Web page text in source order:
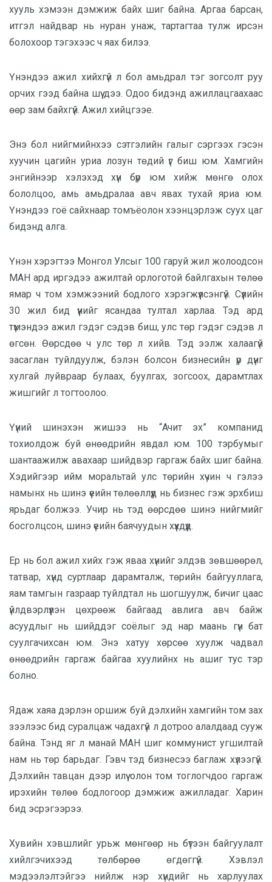
хууль хэмээн дэмжиж байх шиг байна. Аргаа барсан,
итгэл найдвар нь нуран унаж, тартагтаа тулж ирсэн
болохоор тэгэхээс ч яах билээ.
Үнэндээ ажил хийхгүй л бол амьдрал тэг зогсолт руу
орчих гээд байна шүү дээ. Одоо бидэнд ажиллацгаахаас
өөр зам байхгүй. Ажил хийцгээе.
Энэ бол нийгмийнхээ сэтгэлийн галыг сэргээх гэсэн
хуучин цагийн уриа лозун төдий үг биш юм. Хамгийн
энгийнээр хэлэхэд хүн бүр юм хийж мөнгө олох
бололцоо, амь амьдралаа авч явах тухай яриа юм.
Үнэндээ гоё сайхнаар томъёолон хээнцэрлэж суух цаг
бидэнд алга.
Үнэн хэрэгтээ Монгол Улсыг 100 гаруй жил жолоодсон
МАН ард иргэдээ ажилтай орлоготой байлгахын төлөө
ямар ч том хэмжээний бодлого хэрэгжүүлсэнгүй. Сүүлийн
30 жил бид үүнийг ясандаа тултал харлаа. Тэд ард
түмэндээ ажил гэдэг сэдэв биш, улс төр гэдэг сэдэв л
өгсөн. Өөрсдөө ч улс төр л хийв. Тэд ээлж халаагүй
засаглан туйлдуулж, бэлэн болсон бизнесийн үр дүнг
хулгай луйвраар булаах, буулгах, зогсоох, дарамтлах
жишгийг л тогтоолоо.
Үүний шинэхэн жишээ нь “Ачит эх” компанид
тохиолдож буй өнөөдрийн явдал юм. 100 тэрбумыг
шантаажилж авахаар шийдвэр гаргаж байх шиг байна.
Хэдийгээр ийм моральтай улс төрийн хүчин ч гэлээ
намынх нь шинэ үеийн төлөөллүүд нь бизнес гэж эрхбиш
ярьдаг болжээ. Учир нь тэд өөрсдөө шинэ нийгмийг
босголцсон, шинэ үеийн баячуудын хүүхдүүд.
Ер нь бол ажил хийх гэж яваа хүнийг элдэв зөвшөөрөл,
татвар, хүнд суртлаар дарамталж, төрийн байгууллага,
яам тамгын газраар туйлдтал нь шогшуулж, бичиг цаас
үйлдвэрлүүлэн цөхрөөж байгаад авлига авч байж
асуудлыг нь шийддэг соёлыг эд нар маань гүн бат
суулгачихсан юм. Энэ хатуу хөрсөө хуулж чадвал
өнөөдрийн гаргаж байгаа хуулийнх нь ашиг тус тэр
болно.
Ядаж хаяа дэрлэн оршиж буй дэлхийн хамгийн том зах
зээлээс бид суралцаж чадахгүй л дотроо алалдаад сууж
байна. Тэнд яг л манай МАН шиг коммунист угшилтай
нам нь төр барьдаг. Гэвч тэд бизнесээ баглаж хүлээгүй.
Дэлхийн тавцан дээр илүү олон том тоглогчдоо гаргаж
ирэхийн төлөө бодлогоор дэмжиж ажилладаг. Харин
бид эсрэгээрээ.
Хувийн хэвшлийг урьж мөнгөөр нь бүтээн байгуулалт
хийлгэчихээд төлбөрөө өгдөггүй. Хэвлэл
мэдээлэлтэйгээ нийлж нэр хүндийг нь харлуулах